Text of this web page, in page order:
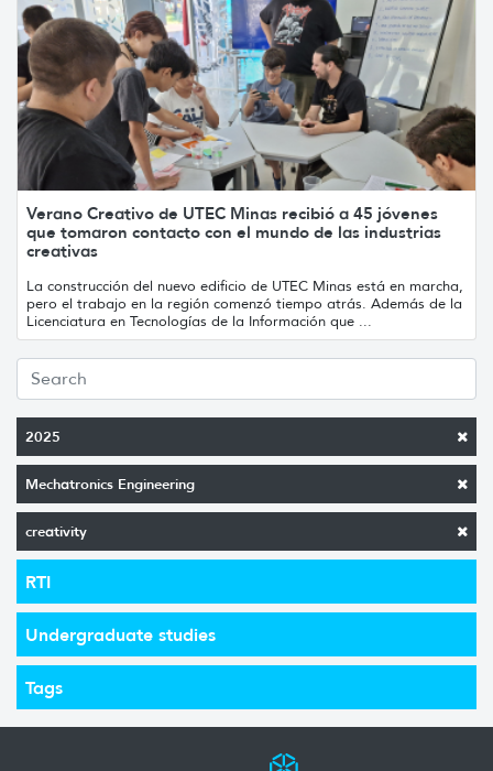
2025
Mechatronics Engineering
creativity
RTI
Undergraduate studies
Tags
Verano Creativo de UTEC Minas recibió a 45 jóvenes
que tomaron contacto con el mundo de las industrias
creativas
La construcción del nuevo edificio de UTEC Minas está en marcha,
pero el trabajo en la región comenzó tiempo atrás. Además de la
Licenciatura en Tecnologías de la Información que ...